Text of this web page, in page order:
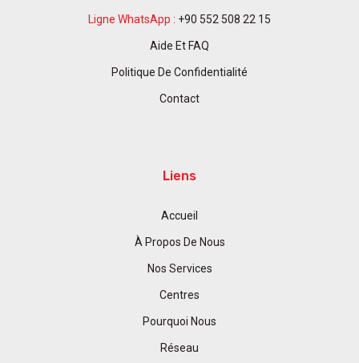
Ligne WhatsApp : +90 552 508 22 15
Aide Et FAQ
Politique De Confidentialité
Contact
Liens
Accueil
À Propos De Nous
Nos Services
Centres
Pourquoi Nous
Réseau